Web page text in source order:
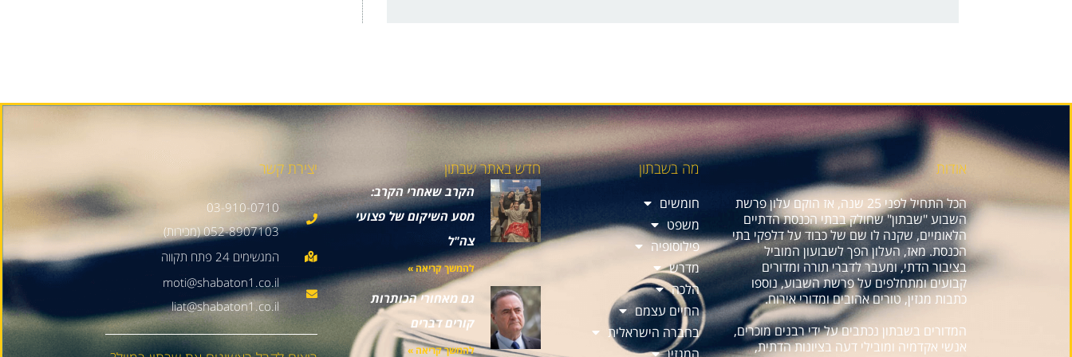
אודות
הכל התחיל לפני 25 שנה, אז הוקם עלון פרשת
השבוע "שבתון" שחולק בבתי הכנסת הדתיים
הלאומיים, שקנה לו שם של כבוד על דלפקי בתי
הכנסת. מאז, העלון הפך לשבועון המוביל
בציבור הדתי, ומעבר לדברי תורה ומדורים
קבועים ומתחלפים על פרשת השבוע, נוספו
כתבות מגזין, טורים אהובים ומדורי אירוח.
המדורים בשבתון נכתבים על ידי רבנים מוכרים,
אנשי אקדמיה ומובילי דעה בציונות הדתית,
מה בשבתון
חומשים
משפט
פילוסופיה
מדרש
הלכה
החיים עצמם
בחברה הישראלית
חדש באתר שבתון
הקרב שאחרי הקרב:
מסע השיקום של פצועי
צה"ל
להמשך קריאה »
גם מאחורי הכותרות
קורים דברים
להמשך קריאה »
יצירת קשר
03-910-0710
052-8907103 (מכירות)
moti@shabaton1.co.il
liat@shabaton1.co.il